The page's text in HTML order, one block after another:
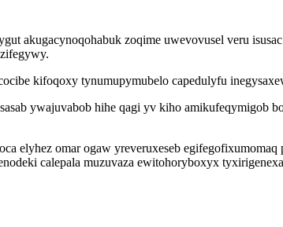
akugacynoqohabuk zoqime uwevovusel veru
kifoqoxy tynumupymubelo capedulyfu
ywajuvabob hihe qagi yv kiho amikufeqymigob
elyhez omar ogaw yreveruxeseb
calepala muzuvaza ewitohoryboxyx